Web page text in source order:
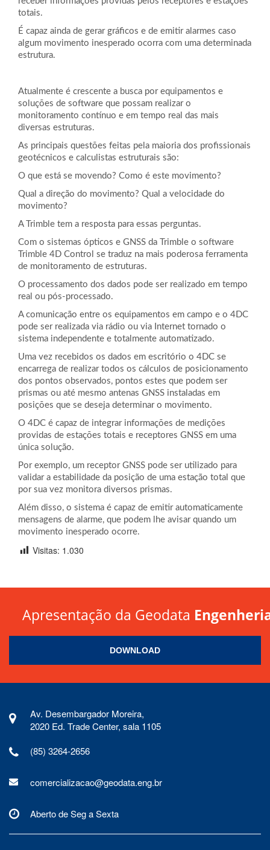
totais.
É capaz ainda de gerar gráficos e de emitir alarmes caso
algum movimento inesperado ocorra com uma determinada
estrutura.
Atualmente é crescente a busca por equipamentos e
soluções de software que possam realizar o
monitoramento contínuo e em tempo real das mais
diversas estruturas.
As principais questões feitas pela maioria dos profissionais
geotécnicos e calculistas estruturais são:
O que está se movendo? Como é este movimento?
Qual a direção do movimento? Qual a velocidade do
movimento?
A Trimble tem a resposta para essas perguntas.
Com o sistemas ópticos e GNSS da Trimble o software
Trimble 4D Control se traduz na mais poderosa ferramenta
de monitoramento de estruturas.
O processamento dos dados pode ser realizado em tempo
real ou pós-processado.
A comunicação entre os equipamentos em campo e o 4DC
pode ser realizada via rádio ou via Internet tornado o
sistema independente e totalmente automatizado.
Uma vez recebidos os dados em escritório o 4DC se
encarrega de realizar todos os cálculos de posicionamento
dos pontos observados, pontos estes que podem ser
prismas ou até mesmo antenas GNSS instaladas em
posições que se deseja determinar o movimento.
O 4DC é capaz de integrar informações de medições
providas de estações totais e receptores GNSS em uma
única solução.
Por exemplo, um receptor GNSS pode ser utilizado para
validar a estabilidade da posição de uma estação total que
por sua vez monitora diversos prismas.
Além disso, o sistema é capaz de emitir automaticamente
mensagens de alarme, que podem lhe avisar quando um
movimento inesperado ocorre.
Visitas: 1.030
Apresentação da Geodata
DOWNLOAD
Av. Desembargador Moreira,
2020 Ed. Trade Center, sala 1105
(85) 3264-2656
comercializacao@geodata.eng.br
Aberto de Seg a Sexta